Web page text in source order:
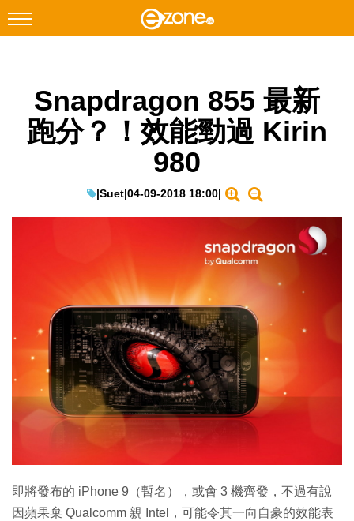
Facebook Instagram
科技焦點
教學評測
生成式AI與雲端應用
Enterprise Digital Transformation
Snapdragon 855 最新
跑分？！效能勁過 Kirin
980
|Suet|04-09-2018 18:00|
即將發布的 iPhone 9（暫名），或會 3 機齊發，不過有說
因蘋果棄 Qualcomm 親 Intel，可能令其一向自豪的效能表